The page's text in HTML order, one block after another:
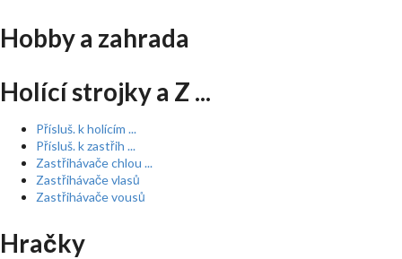
Hobby a zahrada
Holící strojky a Z ...
Přísluš. k holícím ...
Přísluš. k zastřih ...
Zastřihávače chlou ...
Zastřihávače vlasů
Zastřihávače vousů
Hračky